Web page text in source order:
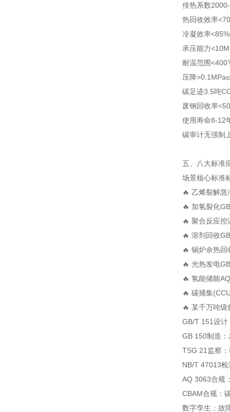
传热系数
热回收效率
冷凝效率<85%
承压能力
耐温范围
压降>0.1MPa
碳足迹3.5吨
废钢回收率
使用寿命8-12
碳审计无强制
五、八大标准
场景核心标准
🔥 乙烯裂解急
🔥 加氢裂化
🔥 聚合反应控
🔥 溶剂回收
🔥 锅炉余热回
🔥 光热发电
🔥 氢能储能
🔥 碳捕集
🔥 某千万吨
GB/T 151设
GB 150制造
TSG 21监察
NB/T 47013
AQ 3063合规
CBAM合规：
数字孪生：故